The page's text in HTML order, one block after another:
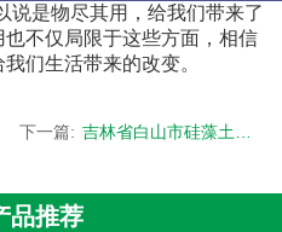
说是物尽其用，给我们带来了
不仅局限于这些方面，相信
们生活带来的改变。
下一篇:
品推荐